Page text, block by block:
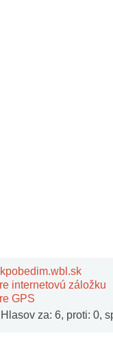
internetovú záložku
GPS
Hlasov za: 6, proti: 0,